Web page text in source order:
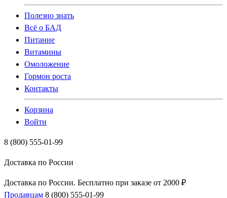
Полезно знать
Всё о БАД
Питание
Витамины
Омоложение
Гормон роста
Контакты
Корзина
Войти
8 (800) 555-01-99
Доставка по России
Доставка по России. Бесплатно при заказе от 2000 ₽
Продавцам 8 (800) 555-01-99